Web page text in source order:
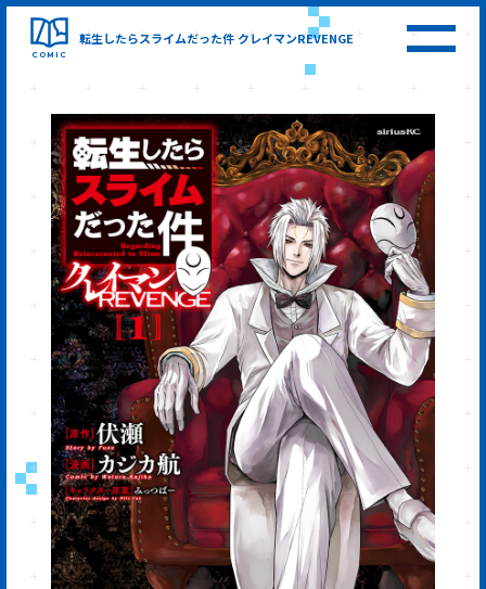
COMIC
転生したらスライムだった件クレイマンREVENGE